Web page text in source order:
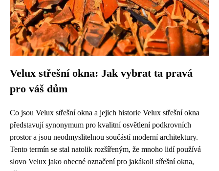
Velux střešní okna: Jak vybrat ta pravá
pro váš dům
Co jsou Velux střešní okna a jejich historie Velux střešní okna
představují synonymum pro kvalitní osvětlení podkrovních
prostor a jsou neodmyslitelnou součástí moderní architektury.
Tento termín se stal natolik rozšířeným, že mnoho lidí používá
slovo Velux jako obecné označení pro jakákoli střešní okna,